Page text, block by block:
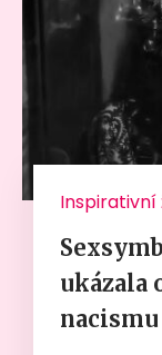
Inspirativní
ukázala
nacismu